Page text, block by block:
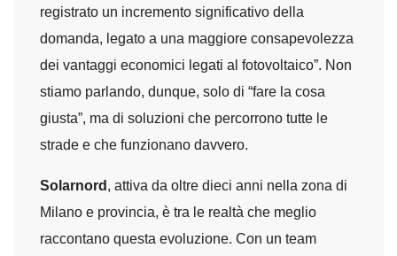
registrato un incremento significativo della
domanda, legato a una maggiore consapevolezza
dei vantaggi economici legati al fotovoltaico”. Non
stiamo parlando, dunque, solo di “fare la cosa
giusta”, ma di soluzioni che percorrono tutte le
strade e che funzionano davvero.
Solarnord , attiva da oltre dieci anni nella zona di
Milano e provincia, è tra le realtà che meglio
raccontano questa evoluzione. Con un team